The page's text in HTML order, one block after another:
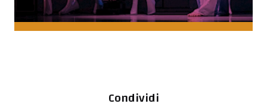
Condividi